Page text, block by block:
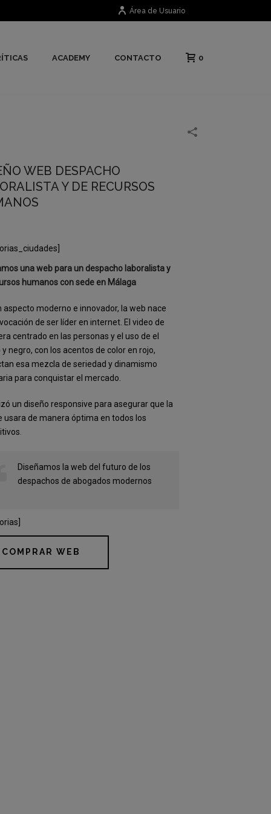
Área de Usuario
ACADEMY CONTACTO 0
WEB DESPACHO
Y DE RECURSOS
una web para un despacho laboralista y
humanos con sede en Málaga
aspecto moderno e innovador, la web nace
de ser líder en internet. El video de
centrado en las personas y el uso de el
y negro, con los acentos de color en rojo,
esa mezcla de seriedad y dinamismo
para conquistar el mercado.
un diseño responsive para asegurar que la
usara de manera óptima en todos los
Diseñamos la web del futuro de los
despachos de abogados modernos
COMPRAR WEB